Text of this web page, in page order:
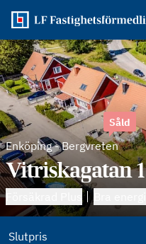
Enköping-Bergvreten
Såld
Vitriskagatan 1
Slutpris